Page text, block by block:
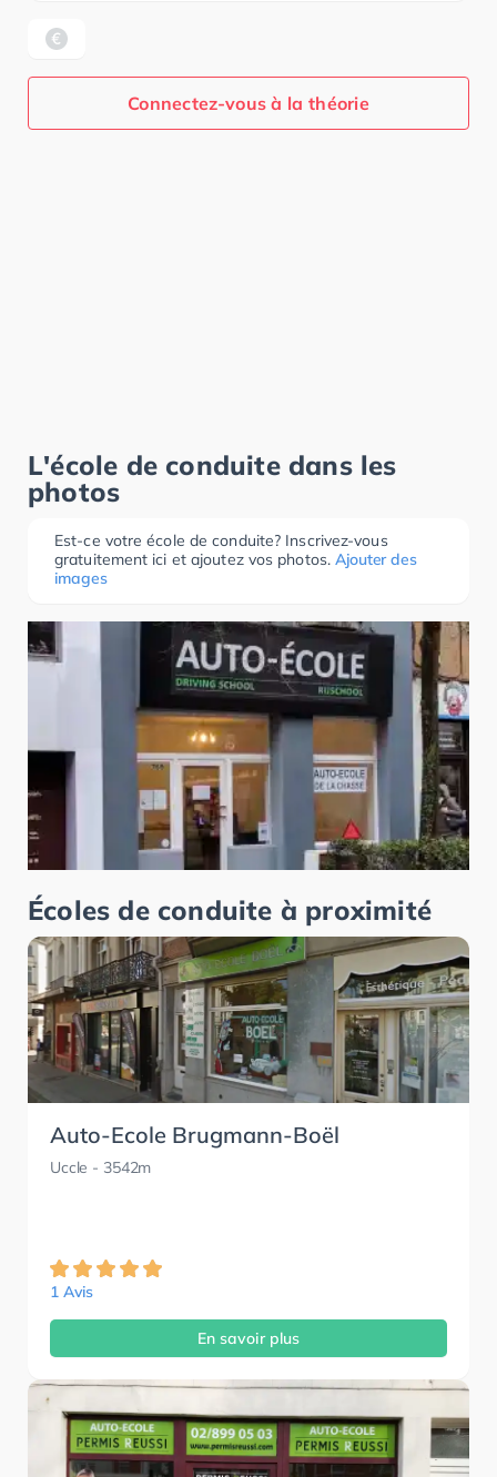
Connectez-vous à la théorie
L'école de conduite dans les
photos
Est-ce votre école de conduite? Inscrivez-vous
gratuitement ici et ajoutez vos photos. Ajouter des
images
Écoles de conduite à proximité
Auto-Ecole Brugmann-Boël
Uccle - 3542m
1 Avis
En savoir plus